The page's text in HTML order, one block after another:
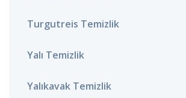
Turgutreis Temizlik
Yalı Temizlik
Yalıkavak Temizlik